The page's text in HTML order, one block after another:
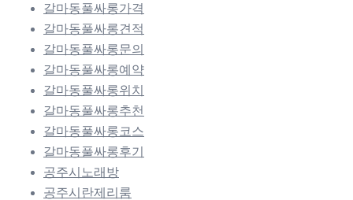
갈마동풀싸롱가격
갈마동풀싸롱견적
갈마동풀싸롱문의
갈마동풀싸롱예약
갈마동풀싸롱위치
갈마동풀싸롱추천
갈마동풀싸롱코스
갈마동풀싸롱후기
공주시노래방
공주시란제리룸